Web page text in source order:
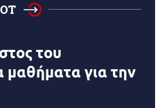
του
μαθήματα για την